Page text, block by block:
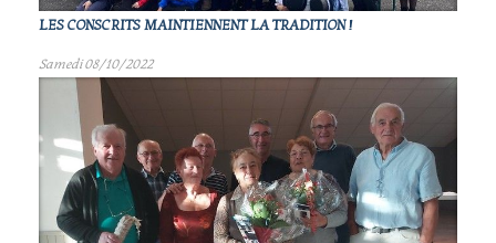
LES CONSCRITS MAINTIENNENT LA TRADITION !
Samedi 08/10/2022